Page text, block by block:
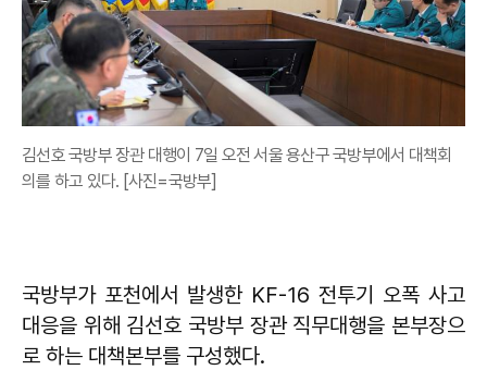
김선호 국방부 장관 대행이 7일 오전 서울 용산구 국방부에서 대책회
의를 하고 있다. [사진=국방부]
국방부가 포천에서 발생한 KF-16 전투기 오폭 사고
대응을 위해 김선호 국방부 장관 직무대행을 본부장으
로 하는 대책본부를 구성했다.